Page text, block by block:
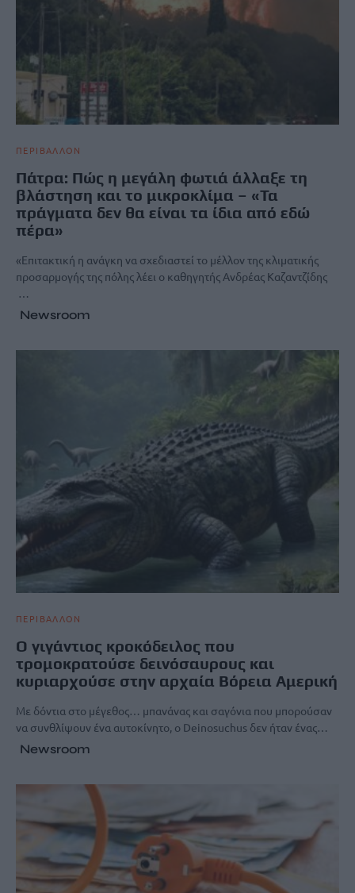
ΠΕΡΙΒΑΛΛΟΝ
Πάτρα: Πώς η μεγάλη φωτιά άλλαξε τη
βλάστηση και το μικροκλίμα – «Τα
πράγματα δεν θα είναι τα ίδια από εδώ
πέρα»
«Επιτακτική η ανάγκη να σχεδιαστεί το μέλλον της κλιματικής
προσαρμογής της πόλης λέει ο καθηγητής Ανδρέας Καζαντζίδης
…
Newsroom
ΠΕΡΙΒΑΛΛΟΝ
Ο γιγάντιος κροκόδειλος που
τρομοκρατούσε δεινόσαυρους και
κυριαρχούσε στην αρχαία Βόρεια Αμερική
Με δόντια στο μέγεθος… μπανάνας και σαγόνια που μπορούσαν
να συνθλίψουν ένα αυτοκίνητο, ο Deinosuchus δεν ήταν ένας…
Newsroom